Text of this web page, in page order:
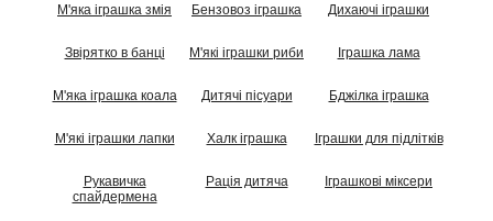
М'яка іграшка змія Бензовоз іграшка Дихаючі іграшки
Звірятко в банці М'які іграшки риби Іграшка лама
М'яка іграшка коала Дитячі пісуари Бджілка іграшка
М'які іграшки лапки Халк іграшка Іграшки для підлітків
Рукавичка
спайдермена
Рація дитяча Іграшкові міксери